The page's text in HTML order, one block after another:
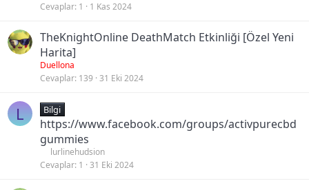
Cevaplar 1 1 Kas 2024
TheKnightOnline DeathMatch Etkinliği [Özel Yeni
Harita]
Duellona
Cevaplar 139 31 Eki 2024
L Bilgi
https://www.facebook.com/groups/activpurecbd
gummies
lurlinehudsion
Cevaplar 1 31 Eki 2024